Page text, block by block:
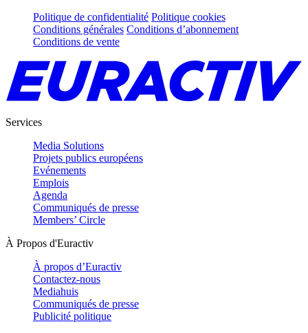
Politique de confidentialité Politique cookies
Conditions générales Conditions d’abonnement
Conditions de vente
Services
Media Solutions
Projets publics européens
Evénements
Emplois
Agenda
Communiqués de presse
Members’ Circle
À Propos d'Euractiv
À propos d’Euractiv
Contactez-nous
Mediahuis
Communiqués de presse
Publicité politique